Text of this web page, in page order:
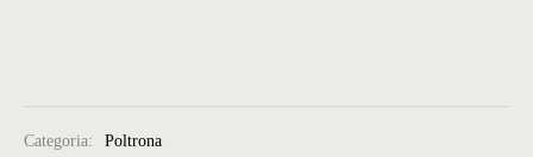
Categoria: Poltrona